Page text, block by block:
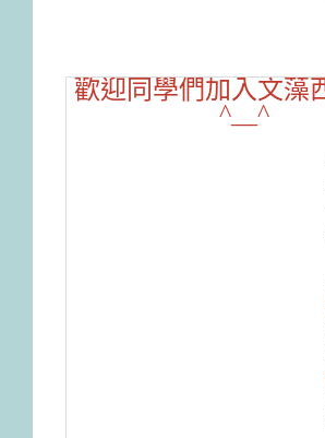
歡迎同學們加入文藻
^__^